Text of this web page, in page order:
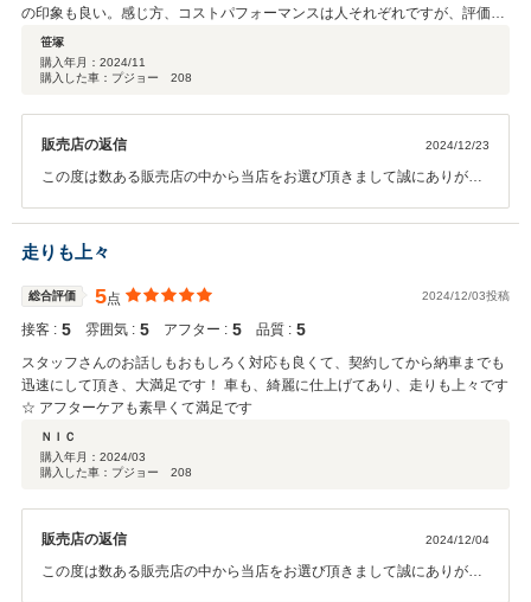
の印象も良い。感じ方、コストパフォーマンスは人それぞれですが、評価で
きると個人的には思っています。
笹塚
購入年月： 2024/11
購入した車：プジョー 208
販売店の返信 2024/12/23
この度は数ある販売店の中から当店をお選び頂きまして誠にありがと
問い合わせください。 今後とも、宜しくお願い申します。
走りも上々
総合評価 5点 2024/12/03投稿
接客 : 5 雰囲気 : 5 アフター : 5 品質 : 5
スタッフさんのお話しもおもしろく対応も良くて、契約してから納車までも
迅速にして頂き、大満足です！ 車も、綺麗に仕上げてあり、走りも上々です
☆ アフターケアも素早くて満足です
ＮＩＣ
購入年月： 2024/03
購入した車：プジョー 208
販売店の返信 2024/12/04
この度は数ある販売店の中から当店をお選び頂きまして誠にありがと